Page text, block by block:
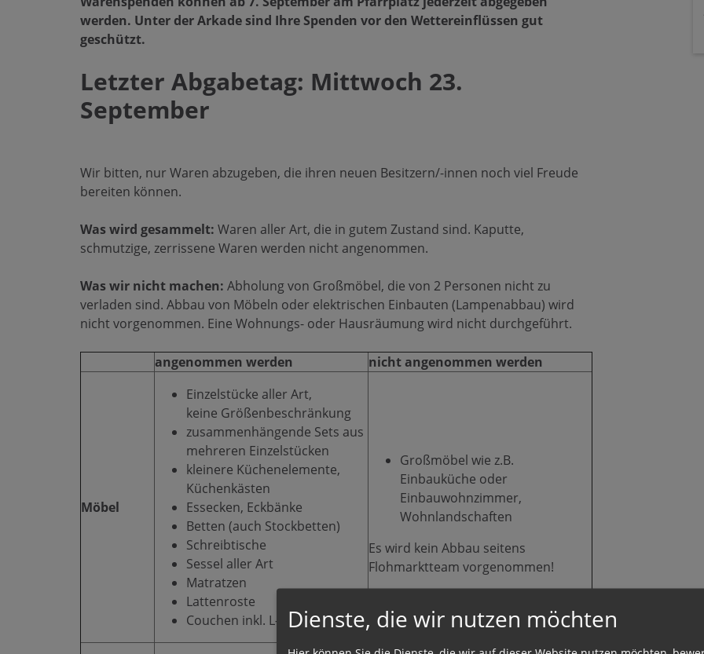
werden. Unter der Arkade sind Ihre Spenden vor den Wettereinflüssen gut
geschützt.
Letzter Abgabetag: Mittwoch 23.
September
Wir bitten, nur Waren abzugeben, die ihren neuen Besitzern/-innen noch viel Freude
bereiten können.
Was wird gesammelt: Waren aller Art, die in gutem Zustand sind. Kaputte,
schmutzige, zerrissene Waren werden nicht angenommen.
Was wir nicht machen: Abholung von Großmöbel, die von 2 Personen nicht zu
verladen sind. Abbau von Möbeln oder elektrischen Einbauten (Lampenabbau) wird
nicht vorgenommen. Eine Wohnungs- oder Hausräumung wird nicht durchgeführt.
angenommen werden nicht angenommen werden
Möbel
Einzelstücke aller Art,
keine Größenbeschränkung
zusammenhängende Sets aus
mehreren Einzelstücken
kleinere Küchenelemente,
Küchenkästen
Essecken, Eckbänke
Betten (auch Stockbetten)
Schreibtische
Sessel aller Art
Matratzen
Lattenroste
Couchen inkl. L-Form
Großmöbel wie z.B.
Einbauküche oder
Einbauwohnzimmer,
Wohnlandschaften
Es wird kein Abbau seitens
Flohmarktteam vorgenommen!
Dienste, die wir nutzen möchten